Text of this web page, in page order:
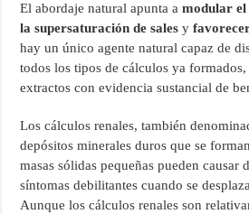
El abordaje natural apunta amodular
la supersaturación de sales y
hay un único agente natural capaz de
todos los tipos de cálculos ya
extractos con evidencia sustancial de
Los cálculos renales, también
depósitos minerales duros que se
masas sólidas pequeñas pueden causar
síntomas debilitantes cuando se
Aunque los cálculos renales son